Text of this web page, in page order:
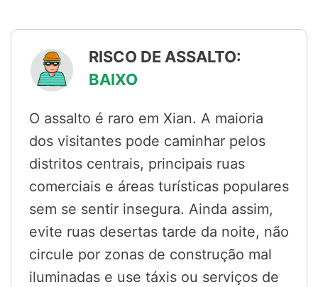
RISCO DE ASSALTO:
BAIXO
O assalto é raro em Xian. A maioria
dos visitantes pode caminhar pelos
distritos centrais, principais ruas
comerciais e áreas turísticas populares
sem se sentir insegura. Ainda assim,
evite ruas desertas tarde da noite, não
circule por zonas de construção mal
iluminadas e use táxis ou serviços de